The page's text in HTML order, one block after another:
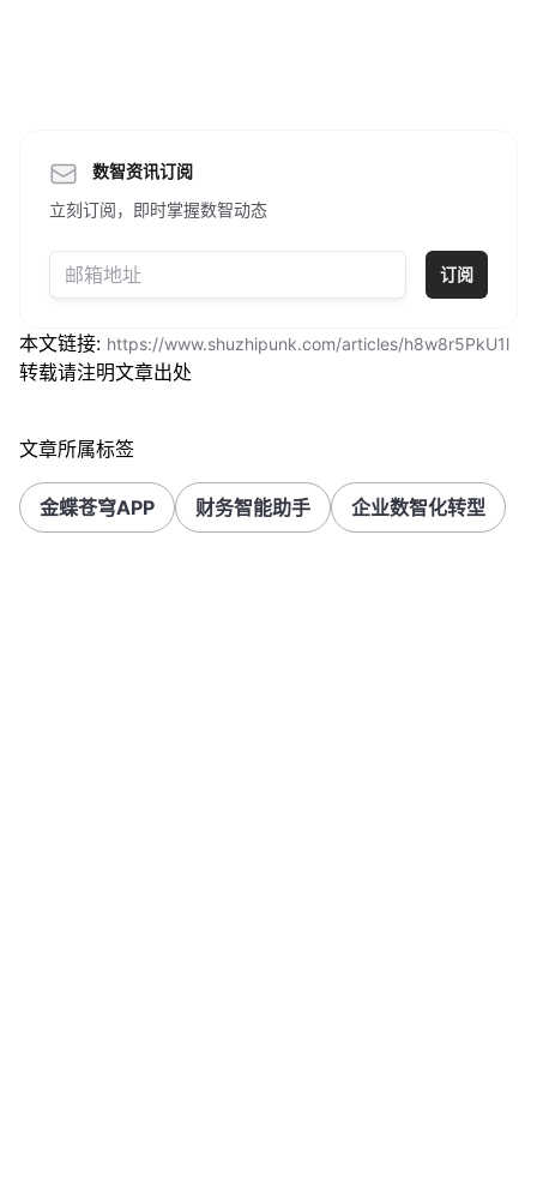
数智资讯订阅
立刻订阅，即时掌握数智动态
订阅
本文链接: https://www.shuzhipunk.com/articles/h8w8r5PkU1l
转载请注明文章出处
文章所属标签
金蝶苍穹APP 财务智能助手 企业数智化转型